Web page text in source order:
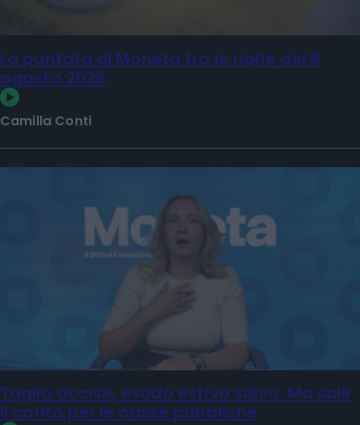
La puntata di Moneta tra le righe del 6
agosto 2026
Camilla Conti
Taglio accise, esodo estivo salvo. Ma sale
il conto per le casse pubbliche